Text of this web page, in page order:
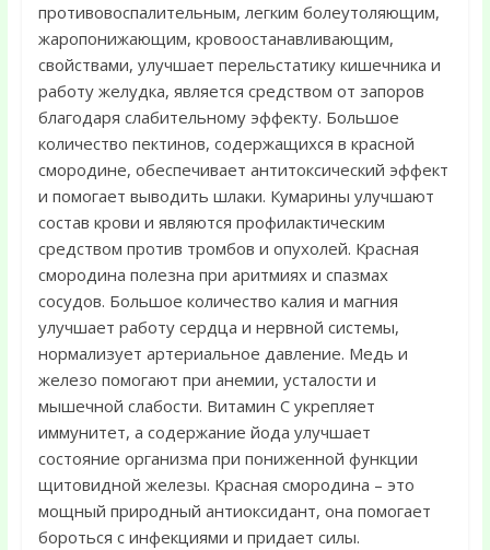
противовоспалительным, легким болеутоляющим,
жаропонижающим, кровоостанавливающим,
свойствами, улучшает перельстатику кишечника и
работу желудка, является средством от запоров
благодаря слабительному эффекту. Большое
количество пектинов, содержащихся в красной
смородине, обеспечивает антитоксический эффект
и помогает выводить шлаки. Кумарины улучшают
состав крови и являются профилактическим
средством против тромбов и опухолей. Красная
смородина полезна при аритмиях и спазмах
сосудов. Большое количество калия и магния
улучшает работу сердца и нервной системы,
нормализует артериальное давление. Медь и
железо помогают при анемии, усталости и
мышечной слабости. Витамин С укрепляет
иммунитет, а содержание йода улучшает
состояние организма при пониженной функции
щитовидной железы. Красная смородина – это
мощный природный антиоксидант, она помогает
бороться с инфекциями и придает силы.